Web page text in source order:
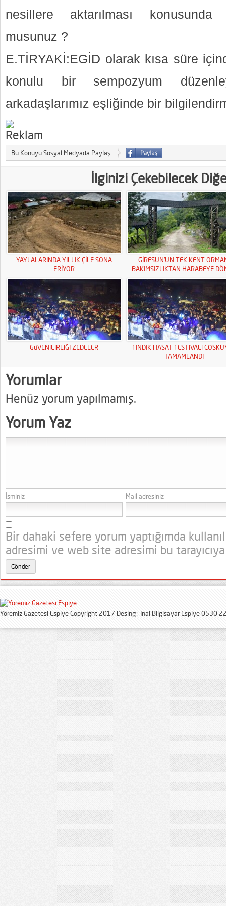
nesillere aktarılması konusunda
musunuz ?
E.TİRYAKİ:EGİD olarak kısa süre
konulu bir sempozyum
arkadaşlarımız eşliğinde bir
Bu Konuyu Sosyal Medyada Paylaş
İlginizi Çekebilecek
YAYLALARINDA YILLIK ÇİLE SONA
ERİYOR
GİRESUN’UN TEK KENT
BAKIMSIZLIKTAN HARABEYE
GüVENiLiRLiĞİ ZEDELER
FINDIK HASAT FESTiVALi
TAMAMLANDI
Yorumlar
Henüz yorum yapılmamış.
Yorum Yaz
İsminiz Mail adresiniz
Bir dahaki sefere yorum yaptığımda
adresimi ve web site adresimi bu
Yöremiz Gazetesi Espiye Copyright 2017 Desing : İnal Bilgisayar Espiye 0530